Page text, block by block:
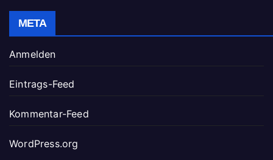
META
Anmelden
Eintrags-Feed
Kommentar-Feed
WordPress.org